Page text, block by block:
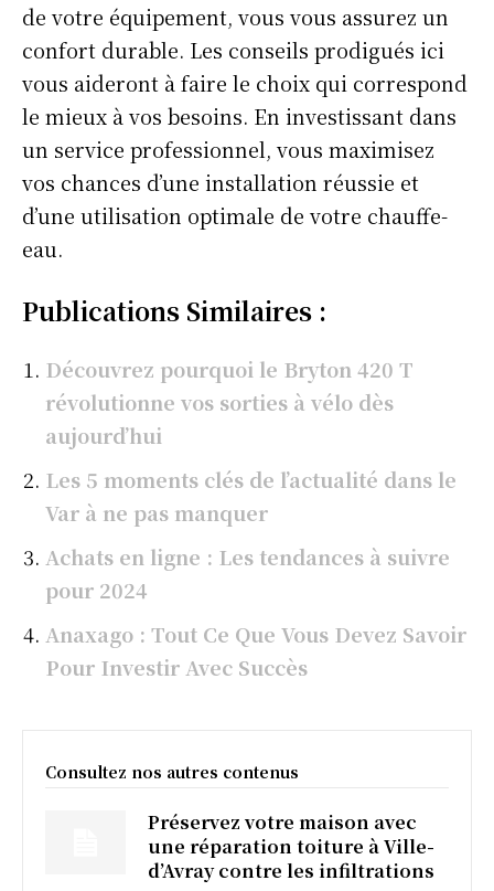
de votre équipement, vous vous assurez un
confort durable. Les conseils prodigués ici
vous aideront à faire le choix qui correspond
le mieux à vos besoins. En investissant dans
un service professionnel, vous maximisez
vos chances d’une installation réussie et
d’une utilisation optimale de votre chauffe-
eau.
Publications Similaires :
Découvrez pourquoi le Bryton 420 T
révolutionne vos sorties à vélo dès
aujourd’hui
Les 5 moments clés de l’actualité dans le
Var à ne pas manquer
Achats en ligne : Les tendances à suivre
pour 2024
Anaxago : Tout Ce Que Vous Devez Savoir
Pour Investir Avec Succès
Consultez nos autres contenus
Préservez votre maison avec
une réparation toiture à Ville-
d’Avray contre les infiltrations